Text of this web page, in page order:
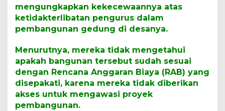
mengungkapkan kekecewaannya atas
ketidakterlibatan pengurus dalam
pembangunan gedung di desanya.
Menurutnya, mereka tidak mengetahui
apakah bangunan tersebut sudah sesuai
dengan Rencana Anggaran Biaya (RAB) yang
disepakati, karena mereka tidak diberikan
akses untuk mengawasi proyek
pembangunan.